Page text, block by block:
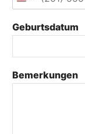
Geburtsdatum
Bemerkungen